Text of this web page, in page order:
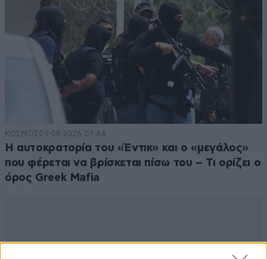
ΚΟΣΜΟΣ09·08·2026 07:44
Η αυτοκρατορία του «Έντικ» και ο «μεγάλος»
που φέρεται να βρίσκεται πίσω του – Τι ορίζει ο
όρος Greek Mafia